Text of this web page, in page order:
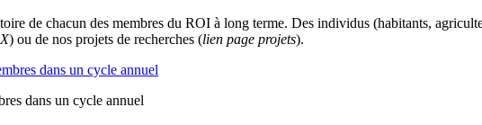
de chacun des membres du ROI à long terme. Des individus (habitants,
) ou de nos projets de recherches (lien page projets).
dans un cycle annuel